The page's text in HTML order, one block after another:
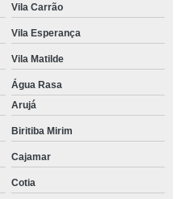
Vila Carrão
Vila Esperança
Vila Matilde
Água Rasa
Arujá
Biritiba Mirim
Cajamar
Cotia